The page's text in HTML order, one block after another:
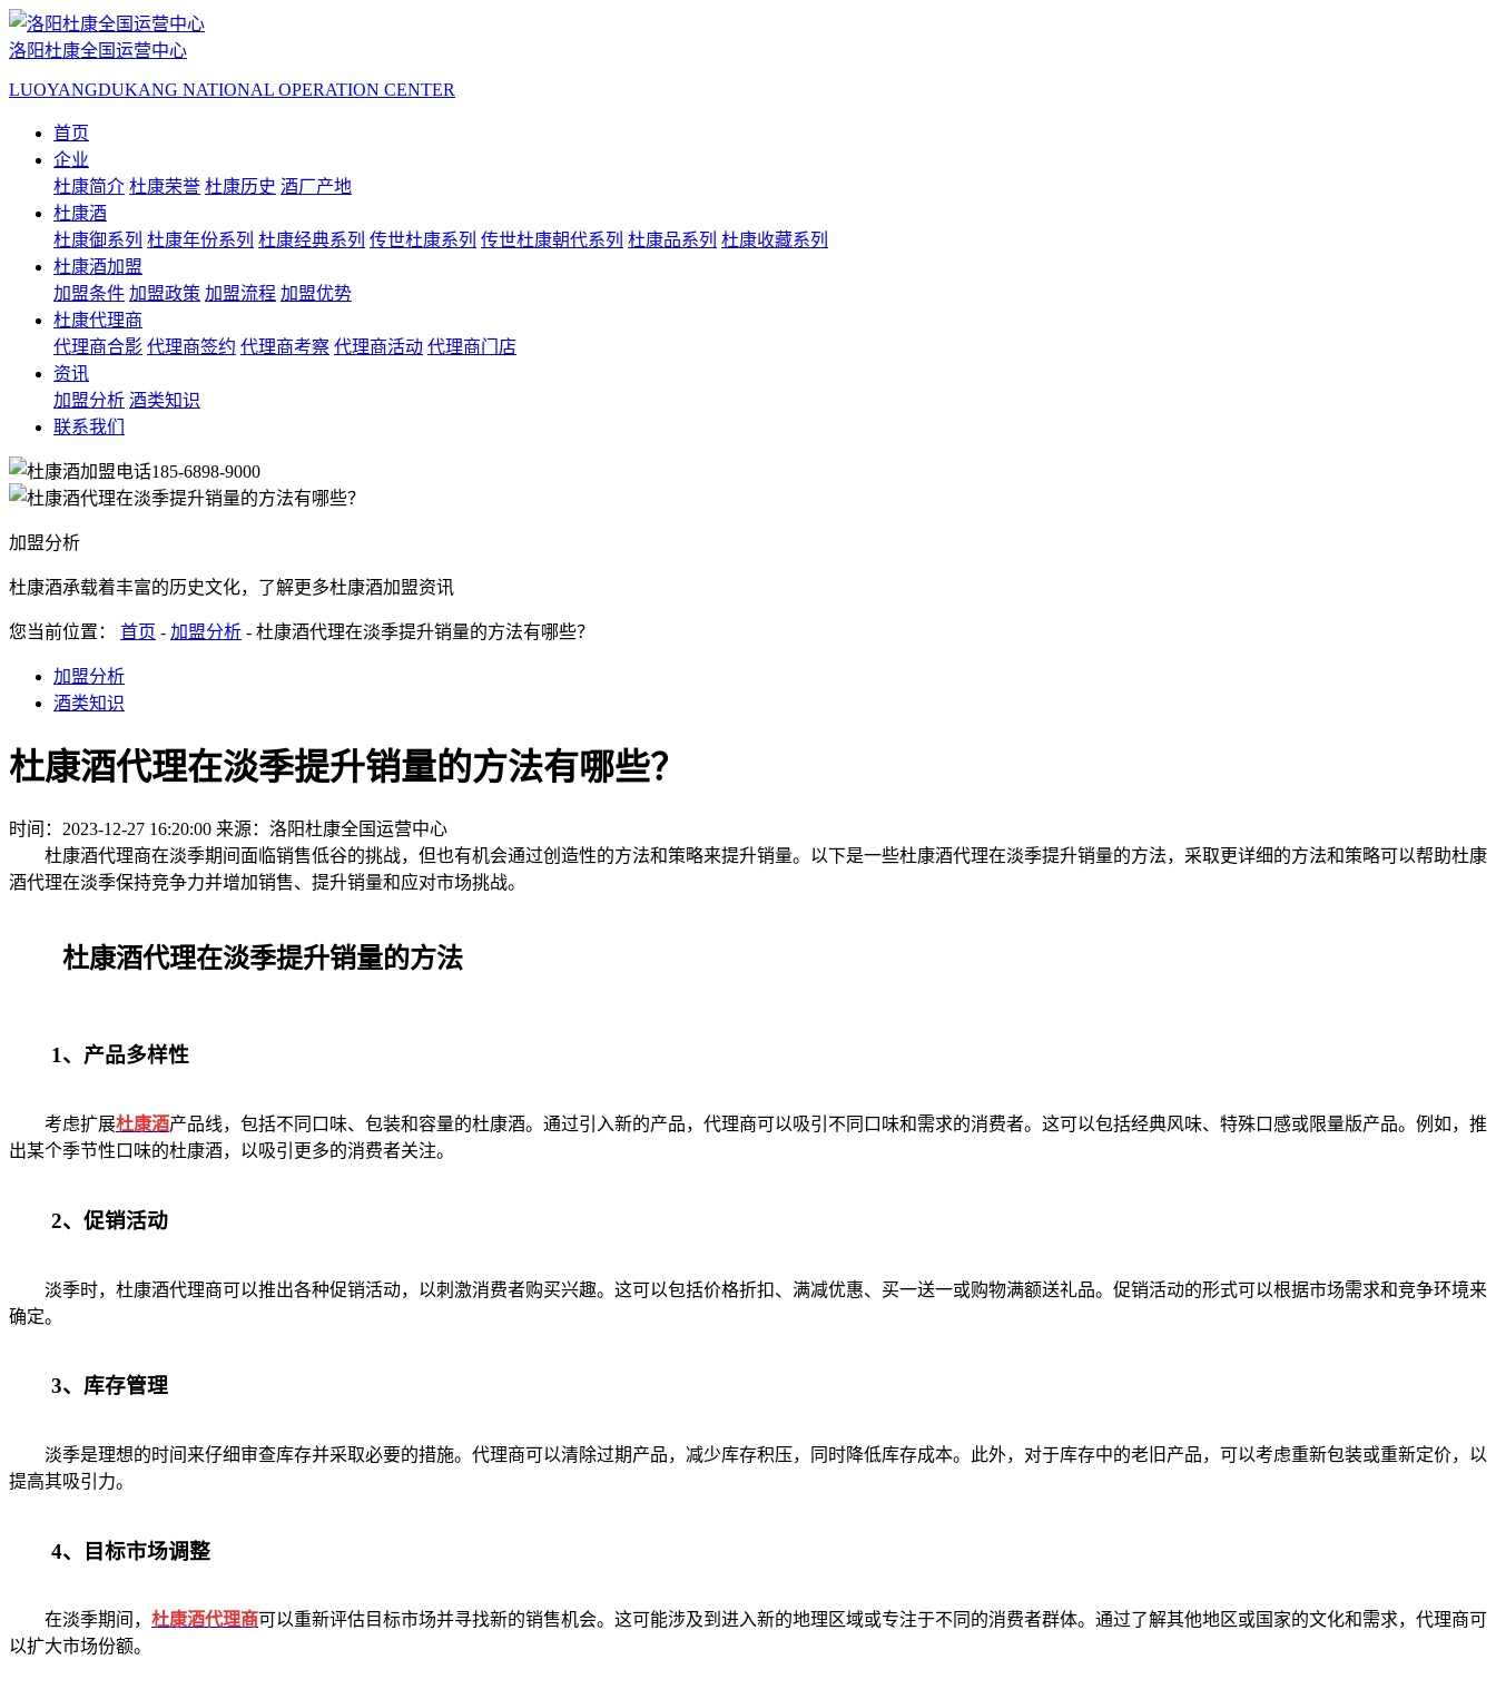
洛阳杜康全国运营中心
LUOYANGDUKANG NATIONAL OPERATION CENTER
首页
企业
杜康简介 杜康荣誉 杜康历史 酒厂产地
杜康酒
杜康御系列 杜康年份系列 杜康经典系列 传世杜康系列 传世杜康朝代系列 杜康品系列 杜康收藏系列
杜康酒加盟
加盟条件 加盟政策 加盟流程 加盟优势
杜康代理商
代理商合影 代理商签约 代理商考察 代理商活动 代理商门店
资讯
加盟分析 酒类知识
联系我们
185-6898-9000
加盟分析
杜康酒承载着丰富的历史文化，了解更多杜康酒加盟资讯
您当前位置： 首页 - 加盟分析 - 杜康酒代理在淡季提升销量的方法有哪些？
加盟分析
酒类知识
杜康酒代理在淡季提升销量的方法有哪些？
时间：2023-12-27 16:20:00 来源：洛阳杜康全国运营中心
杜康酒代理商在淡季期间面临销售低谷的挑战，但也有机会通过创造性的方法和策略来提升销量。以下是一些杜康酒代理在淡季提升销量的方法，采取更详细的方法和策略可以帮助杜康
酒代理在淡季保持竞争力并增加销售、提升销量和应对市场挑战。
杜康酒代理在淡季提升销量的方法
1、产品多样性
考虑扩展杜康酒产品线，包括不同口味、包装和容量的杜康酒。通过引入新的产品，代理商可以吸引不同口味和需求的消费者。这可以包括经典风味、特殊口感或限量版产品。例如，推
出某个季节性口味的杜康酒，以吸引更多的消费者关注。
2、促销活动
淡季时，杜康酒代理商可以推出各种促销活动，以刺激消费者购买兴趣。这可以包括价格折扣、满减优惠、买一送一或购物满额送礼品。促销活动的形式可以根据市场需求和竞争环境来
确定。
3、库存管理
淡季是理想的时间来仔细审查库存并采取必要的措施。代理商可以清除过期产品，减少库存积压，同时降低库存成本。此外，对于库存中的老旧产品，可以考虑重新包装或重新定价，以
提高其吸引力。
4、目标市场调整
在淡季期间， 杜康酒代理商可以重新评估目标市场并寻找新的销售机会。这可能涉及到进入新的地理区域或专注于不同的消费者群体。通过了解其他地区或国家的文化和需求，代理商可
以扩大市场份额。